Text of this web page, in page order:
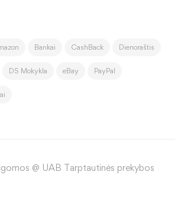
Bankai CashBack Dienoraštis
DS Mokykla eBay PayPal
@ UAB Tarptautinės prekybos